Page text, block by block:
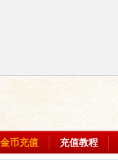
金币充值 充值教程